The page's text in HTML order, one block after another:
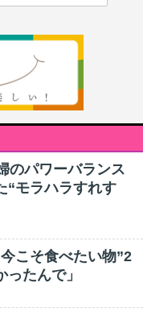
のパワーバランス
モラハラすれす
こそ食べたい物”2
たんで」